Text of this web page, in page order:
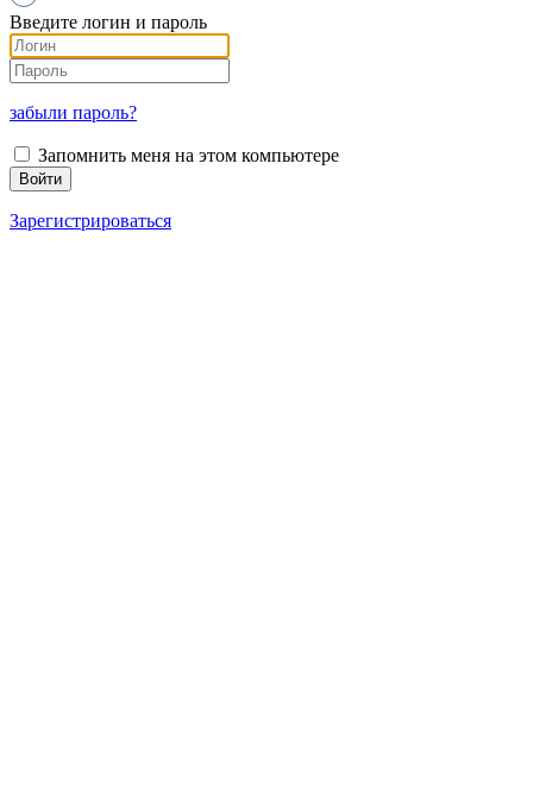
Введите логин и пароль
забыли пароль?
Запомнить меня на этом компьютере
Зарегистрироваться